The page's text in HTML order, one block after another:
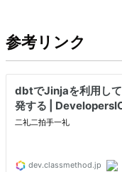
参考リンク